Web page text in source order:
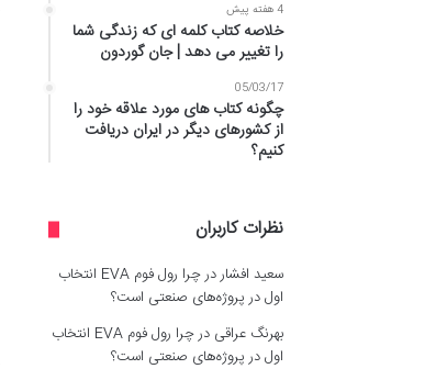
4 هفته پیش
خلاصه کتاب کلمه ای که زندگی شما
را تغییر می دهد | جان گوردون
05/03/17
چگونه کتاب های مورد علاقه خود را
از کشورهای دیگر در ایران دریافت
کنیم؟
نظرات کاربران
سعید افشاردر
چرا رول فوم EVA انتخاب
اول در پروژه‌های صنعتی است؟
بهرنگ عراقی در
چرا رول فوم EVA انتخاب
اول در پروژه‌های صنعتی است؟